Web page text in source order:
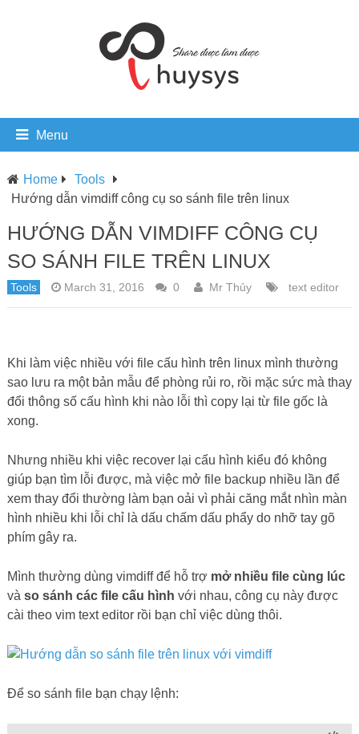
Menu
Home
Tools
Hướng dẫn vimdiff công cụ so sánh file trên linux
HƯỚNG DẪN VIMDIFF CÔNG CỤ
SO SÁNH FILE TRÊN LINUX
Tools March 31, 2016 0 Mr Thủy text editor
Khi làm việc nhiều với file cấu hình trên linux mình thường
sao lưu ra một bản mẫu để phòng rủi ro, rồi mặc sức mà thay
đổi thông số cấu hình khi nào lỗi thì copy lại từ file gốc là
xong.
Nhưng nhiều khi việc recover lại cấu hình kiểu đó không
giúp bạn tìm lỗi được, mà việc mở file backup nhiều lần để
xem thay đổi thường làm bạn oải vì phải căng mắt nhìn màn
hình nhiều khi lỗi chỉ là dấu chấm dấu phẩy do nhỡ tay gõ
phím gây ra.
Mình thường dùng vimdiff để hỗ trợ mở nhiều file cùng lúc
và so sánh các file cấu hình với nhau, công cụ này được
cài theo vim text editor rồi bạn chỉ việc dùng thôi.
Để so sánh file bạn chạy lệnh: